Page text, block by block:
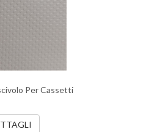
Per Cassetti